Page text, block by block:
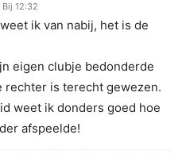
12:32
ik van nabij, het is de
eigen clubje bedonderde
rechter is terecht gewezen.
weet ik donders goed hoe
afspeelde!